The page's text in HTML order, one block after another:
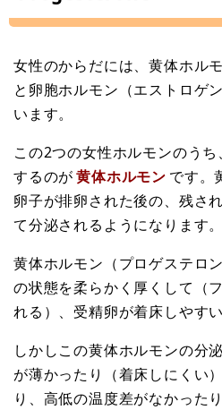
女性のからだには、黄体ホル
と卵胞ホルモン（エストロゲ
います。
この2つの女性ホルモンのう
するのが黄体ホルモン です。
卵子が排卵された後の、残さ
て分泌されるようになります。
黄体ホルモン（プロゲステロ
の状態を柔らかく厚くして（
れる）、受精卵が着床しやす
しかしこの黄体ホルモンの分
が薄かったり（着床しにくい
り、高低の温度差がなかった